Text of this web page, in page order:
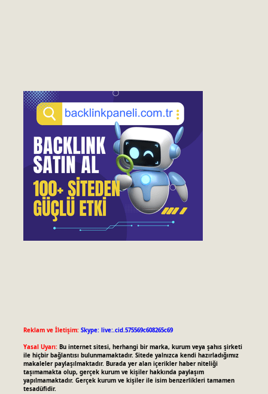
Reklam ve İletişim: Skype: live:.cid.575569c608265c69
Yasal Uyarı: Bu internet sitesi, herhangi bir marka, kurum veya şahıs şirketi
ile hiçbir bağlantısı bulunmamaktadır. Sitede yalnızca kendi hazırladığımız
makaleler paylaşılmaktadır. Burada yer alan içerikler haber niteliği
taşımamakta olup, gerçek kurum ve kişiler hakkında paylaşım
yapılmamaktadır. Gerçek kurum ve kişiler ile isim benzerlikleri tamamen
tesadüfidir.